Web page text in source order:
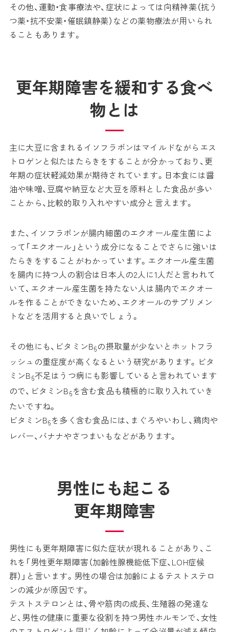
その他、運動・食事療法や、症状によっては向精神薬（抗う
つ薬・抗不安薬・催眠鎮静薬）などの薬物療法が用いられ
ることもあります。
更年期障害を緩和する食べ
物とは
主に大豆に含まれるイソフラボンはマイルドながらエス
トロゲンと似たはたらきをすることが分かっており、更
年期の症状軽減効果が期待されています。日本食には醤
油や味噌、豆腐や納豆など大豆を原料とした食品が多い
ことから、比較的取り入れやすい成分と言えます。
また、イソフラボンが腸内細菌のエクオール産生菌によ
って「エクオール」という成分になることでさらに強いは
たらきをすることがわかっています。エクオール産生菌
を腸内に持つ人の割合は日本人の2人に1人だと言われて
いて、エクオール産生菌を持たない人は腸内でエクオー
ルを作ることができないため、エクオールのサプリメン
トなどを活用すると良いでしょう。
その他にも、ビタミンB6の摂取量が少ないとホットフラ
ッシュの重症度が高くなるという研究があります。ビタ
ミンB6不足はうつ病にも影響していると言われています
ので、ビタミンB6を含む食品も積極的に取り入れていき
たいですね。
ビタミンB6を多く含む食品には、まぐろやいわし、鶏肉や
レバー、バナナやさつまいもなどがあります。
男性にも起こる
更年期障害
男性にも更年期障害に似た症状が現れることがあり、こ
れを「男性更年期障害（加齢性腺機能低下症、LOH症候
群）」と言います。男性の場合は加齢によるテストステロ
ンの減少が原因です。
テストステロンとは、骨や筋肉の成長、生殖器の発達な
ど、男性の健康に重要な役割を持つ男性ホルモンで、女性